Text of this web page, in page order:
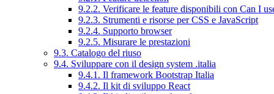
9.2.2. Verificare le feature disponibili con Can I
9.2.3. Strumenti e risorse per CSS e JavaScript
9.2.4. Supporto browser
9.2.5. Misurare le prestazioni
9.3. Catalogo del riuso
9.4. Sviluppare con il design system .italia
9.4.1. Il framework Bootstrap Italia
9.4.2. Il kit di sviluppo React